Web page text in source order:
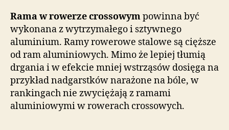
Rama w rowerze crossowympowinna być
wykonana z wytrzymałego i sztywnego
aluminium. Ramy rowerowe stalowe są cięższe
od ram aluminiowych. Mimo że lepiej tłumią
drgania i w efekcie mniej wstrząsów dosięga na
przykład nadgarstków narażone na bóle, w
rankingach nie zwyciężają z ramami
aluminiowymi w rowerach crossowych.